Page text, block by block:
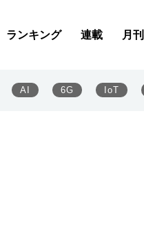
ランキング 連載 月
AI 6G IoT